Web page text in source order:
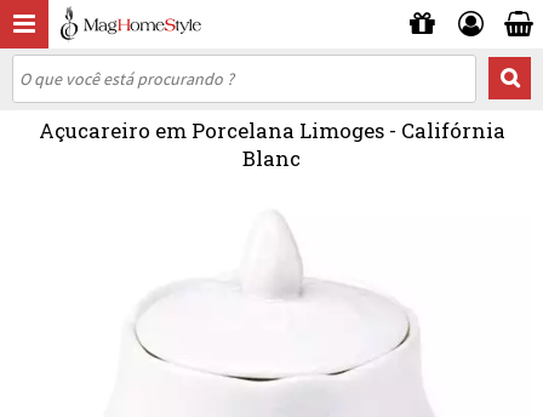
Açucareiro em Porcelana Limoges - Califórnia
Blanc